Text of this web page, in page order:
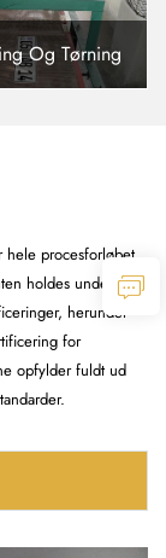
Og Tørning
procesforløbet,
holdes under 3 %.
herunder
for
opfylder fuldt ud